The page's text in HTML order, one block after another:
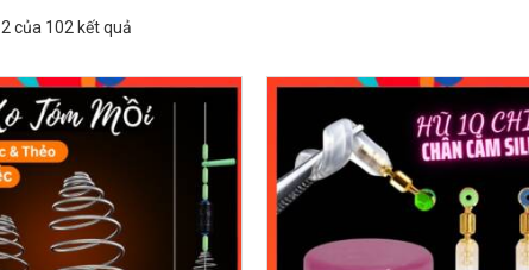
của 102 kết quả
GIẢM GIÁ!